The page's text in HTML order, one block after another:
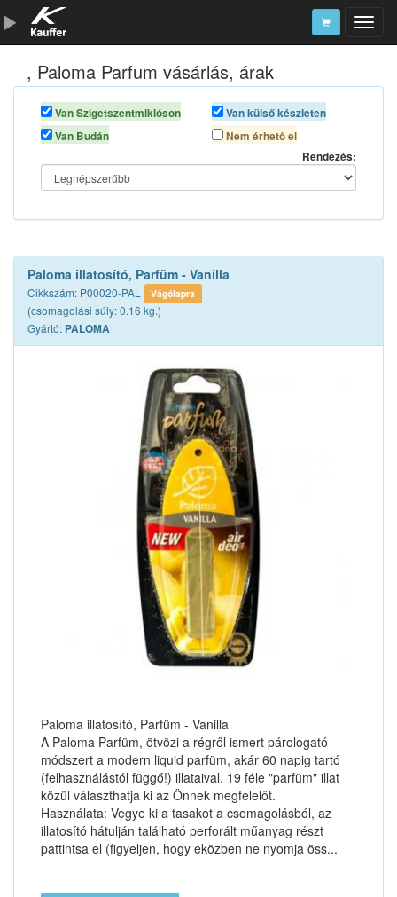
Szerszámkatalógus
Kosár
Alkatrészek
, Paloma Parfum vásárlás, árak
Van Szigetszentmiklóson
Van Budán
Van külső készleten
Nem érhető el
Rendezés:
Paloma illatosító, Parfüm - Vanilla
Cikkszám: P00020-PAL Vágólapra
(csomagolási súly: 0.16 kg.)
Gyártó: PALOMA
Paloma illatosító, Parfüm - Vanilla
A Paloma Parfüm, ötvözi a régről ismert párologató
módszert a modern liquid parfüm, akár 60 napig tartó
(felhasználástól függő!) illataival. 19 féle "parfüm" illat
közül választhatja ki az Önnek megfelelőt.
Használata: Vegye ki a tasakot a csomagolásból, az
illatosító hátulján található perforált műanyag részt
pattintsa el (figyeljen, hogy eközben ne nyomja öss...